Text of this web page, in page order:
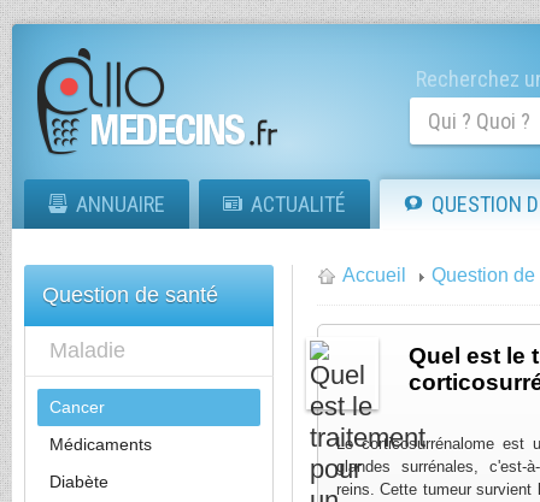
Recherchez
ANNUAIRE ACTUALITÉ QUESTION
Question de santé
Maladie
Cancer
Médicaments
Diabète
Accueil Question de
Quel est le
Le corticosurrénalome est
glandes surrénales, c'est-
reins. Cette tumeur survient